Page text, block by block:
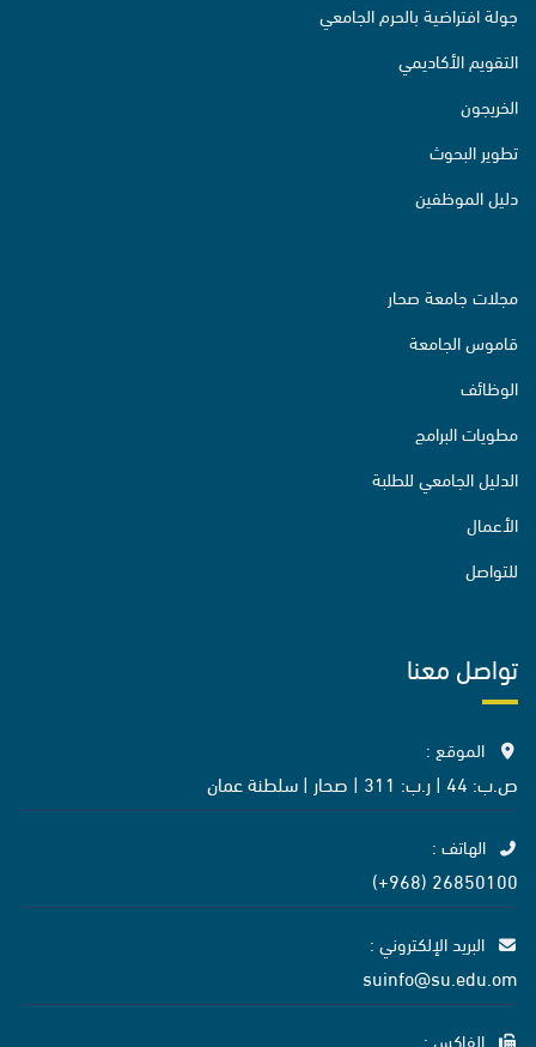
جولة افتراضية بالحرم الجامعي
التقويم الأكاديمي
الخريجون
تطوير البحوث
دليل الموظفين
مجلات جامعة صحار
قاموس الجامعة
الوظائف
مطويات البرامج
الدليل الجامعي للطلبة
الأعمال
للتواصل
تواصل معنا
الموقع :
ص.ب: 44 | ر.ب: 311 | صحار | سلطنة عمان
الهاتف :
26850100 (968+)
البريد الإلكتروني :
suinfo@su.edu.om
الفاكس :